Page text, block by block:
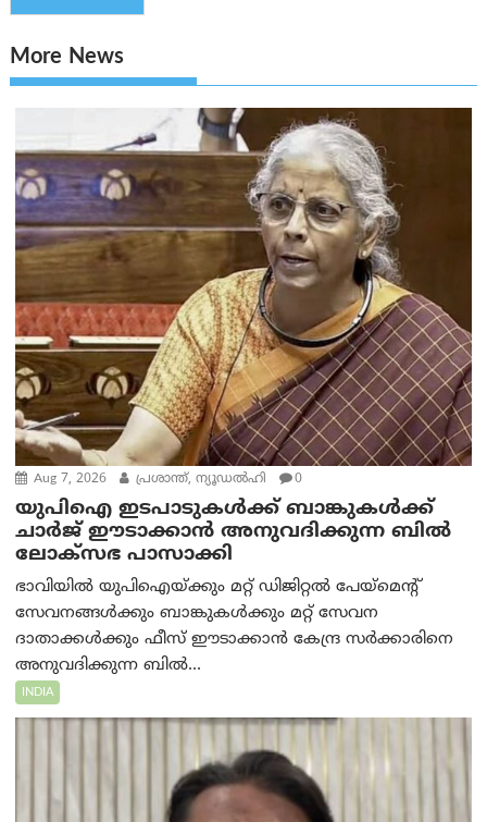
More News
Aug 7, 2026 പ്രശാന്ത്, ന്യൂഡല്‍ഹി 0
യുപിഐ ഇടപാടുകൾക്ക് ബാങ്കുകൾക്ക്
ചാർജ് ഈടാക്കാൻ അനുവദിക്കുന്ന ബിൽ
ലോക്‌സഭ പാസാക്കി
ഭാവിയിൽ യുപിഐയ്ക്കും മറ്റ് ഡിജിറ്റൽ പേയ്‌മെന്റ്
സേവനങ്ങൾക്കും ബാങ്കുകൾക്കും മറ്റ് സേവന
ദാതാക്കൾക്കും ഫീസ് ഈടാക്കാൻ കേന്ദ്ര സർക്കാരിനെ
അനുവദിക്കുന്ന ബിൽ...
INDIA